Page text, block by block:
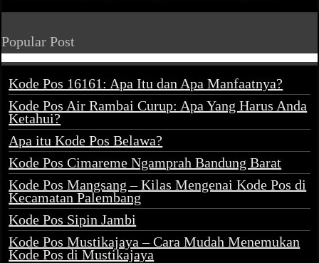
Popular Post
Kode Pos 16161: Apa Itu dan Apa Manfaatnya?
Kode Pos Air Rambai Curup: Apa Yang Harus Anda
Ketahui?
Apa itu Kode Pos Belawa?
Kode Pos Cimareme Ngamprah Bandung Barat
Kode Pos Mangsang – Kilas Mengenai Kode Pos di
Kecamatan Palembang
Kode Pos Sipin Jambi
Kode Pos Mustikajaya – Cara Mudah Menemukan
Kode Pos di Mustikajaya